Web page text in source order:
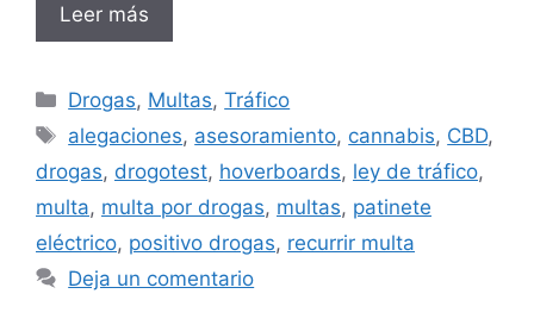
Leer más
Categorías
Drogas, Multas,Tráfico
Etiquetas
alegaciones, asesoramiento, cannabis, CBD,
drogas, drogotest, hoverboards, ley de tráfico,
multa, multa por drogas, multas, patinete
eléctrico, positivo drogas, recurrir multa
Deja un comentario